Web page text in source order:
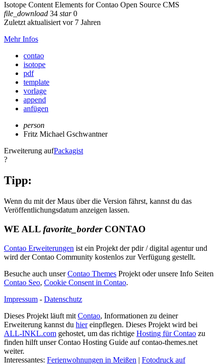
Isotope Content Elements for Contao Open Source CMS
file_download 34 star0
Zuletzt aktualisiert vor 7 Jahren
Mehr Infos
contao
isotope
pdf
template
vorlage
append
anfügen
person
Fritz Michael Gschwantner
Erweiterung aufPackagist
?
Tipp:
Wenn du mit der Maus über die Version fährst, kannst du das
Veröffentlichungsdatum anzeigen lassen.
WE ALL favorite_borderCONTAO
Contao Erweiterungen ist ein Projekt der pdir / digital agentur und
wird der Contao Community kostenlos zur Verfügung gestellt.
Besuche auch unserContao Themes Projekt oder unsere Info Seiten
Contao Seo, Cookie Consent in Contao.
Impressum - Datenschutz
Dieses Projekt läuft mit Contao, Informationen zu deiner
Erweiterung kannst du hiereinpflegen. Dieses Projekt wird bei
ALL-INKL.com gehostet, um das richtige Hosting für Contao zu
finden hilft unser Contao Hosting Guide auf contao-themes.net
weiter.
Interessantes: Ferienwohnungen in Meißen | Fotodruck auf